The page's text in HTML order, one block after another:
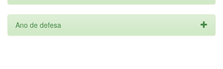
Ano de defesa